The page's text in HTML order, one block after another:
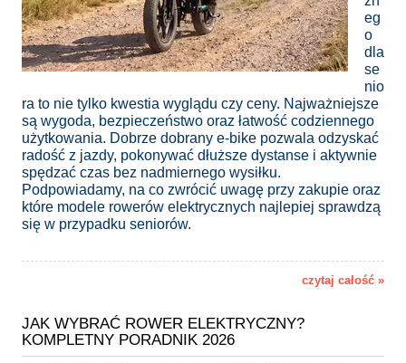
eg
o
dla
se
nio
ra to nie tylko kwestia wyglądu czy ceny. Najważniejsze
są wygoda, bezpieczeństwo oraz łatwość codziennego
użytkowania. Dobrze dobrany e-bike pozwala odzyskać
radość z jazdy, pokonywać dłuższe dystanse i aktywnie
spędzać czas bez nadmiernego wysiłku.
Podpowiadamy, na co zwrócić uwagę przy zakupie oraz
które modele rowerów elektrycznych najlepiej sprawdzą
się w przypadku seniorów.
czytaj całość »
JAK WYBRAĆ ROWER ELEKTRYCZNY?
KOMPLETNY PORADNIK 2026